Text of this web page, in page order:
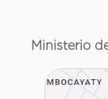
Ministerio